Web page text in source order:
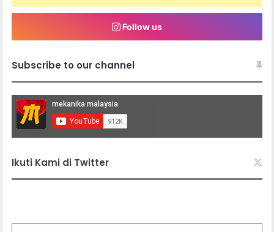
Follow us
Subscribe to our channel
Ikuti Kami di Twitter